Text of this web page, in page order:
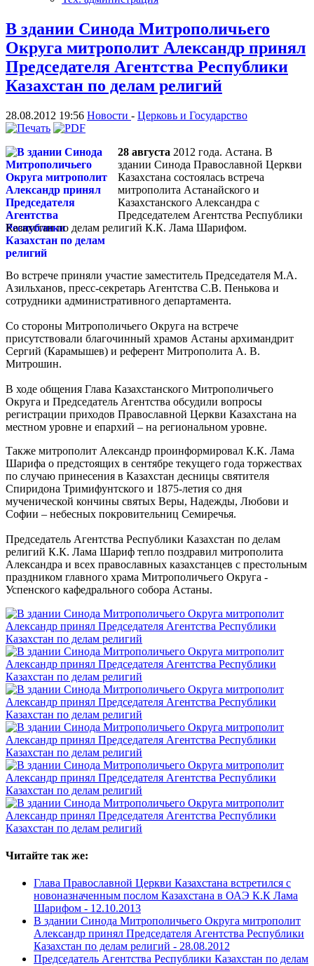
В здании Синода Митрополичьего
Округа митрополит Александр принял
Председателя Агентства Республики
Казахстан по делам религий
28.08.2012 19:56 Новости - Церковь и Государство
28 августа 2012 года. Астана. В
здании Синода Православной Церкви
Казахстана состоялась встреча
митрополита Астанайского и
Казахстанского Александра с
Председателем Агентства Республики
Казахстан по делам религий К.К. Лама Шарифом.
Во встрече приняли участие заместитель Председателя М.А.
Азильханов, пресс-секретарь Агентства С.В. Пенькова и
сотрудники административного департамента.
Со стороны Митрополичьего Округа на встрече
присутствовали благочинный храмов Астаны архимандрит
Сергий (Карамышев) и референт Митрополита А. В.
Митрошин.
В ходе общения Глава Казахстанского Митрополичьего
Округа и Председатель Агентства обсудили вопросы
регистрации приходов Православной Церкви Казахстана на
местном уровне и епархий – на региональном уровне.
Также митрополит Александр проинформировал К.К. Лама
Шарифа о предстоящих в сентябре текущего года торжествах
по случаю принесения в Казахстан десницы святителя
Спиридона Тримифунтского и 1875-летия со дня
мученической кончины святых Веры, Надежды, Любови и
Софии – небесных покровительниц Семиречья.
Председатель Агентства Республики Казахстан по делам
религий К.К. Лама Шариф тепло поздравил митрополита
Александра и всех православных казахстанцев с престольным
праздником главного храма Митрополичьего Округа -
Успенского кафедрального собора Астаны.
Читайте так же:
Глава Православной Церкви Казахстана встретился с
новоназначенным послом Казахстана в ОАЭ К.К Лама
Шарифом - 12.10.2013
В здании Синода Митрополичьего Округа митрополит
Александр принял Председателя Агентства Республики
Казахстан по делам религий - 28.08.2012
Председатель Агентства Республики Казахстан по делам